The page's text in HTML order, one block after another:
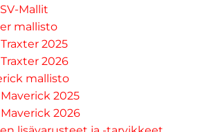
Mallit
mallisto
Traxter 2025
Traxter 2026
mallisto
Maverick 2025
Maverick 2026